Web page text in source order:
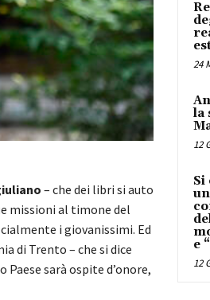
– che dei libri si auto
missioni al timone del
i giovanissimi. Ed
di Trento – che si dice
sarà ospite d’onore,
24
la
12
Si
e
12